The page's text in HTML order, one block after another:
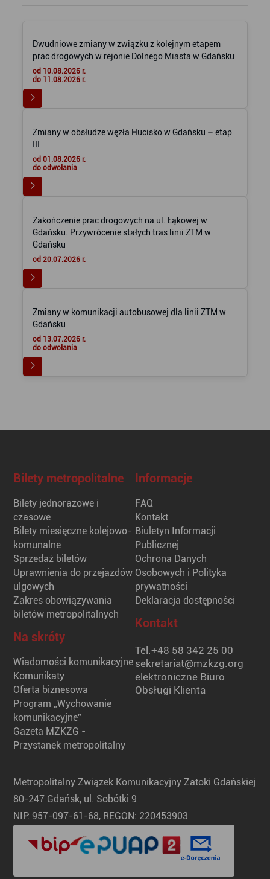
Dwudniowe zmiany w związku z kolejnym etapem
prac drogowych w rejonie Dolnego Miasta w Gdańsku
od 10.08.2026 r.
do 11.08.2026 r.
Zmiany w obsłudze węzła Hucisko w Gdańsku – etap
od 01.08.2026 r.
do odwołania
Zakończenie prac drogowych na ul. Łąkowej w
Gdańsku. Przywrócenie stałych tras linii ZTM w
Gdańsku
od 20.07.2026 r.
Zmiany w komunikacji autobusowej dla linii ZTM w
Gdańsku
od 13.07.2026 r.
do odwołania
Bilety metropolitalne
Bilety jednorazowe i
czasowe
Bilety miesięczne kolejowo-
komunalne
Sprzedaż biletów
Uprawnienia do przejazdów
ulgowych
Zakres obowiązywania
biletów metropolitalnych
Na skróty
Wiadomości komunikacyjne
Komunikaty
Oferta biznesowa
Program „Wychowanie
komunikacyjne”
Gazeta MZKZG -
Przystanek metropolitalny
Informacje
FAQ
Kontakt
Biuletyn Informacji
Publicznej
Ochrona Danych
Osobowych i Polityka
prywatności
Deklaracja dostępności
Kontakt
Tel.+48 58 342 25 00
sekretariat@mzkzg.org
elektroniczne Biuro
Obsługi Klienta
Metropolitalny Związek Komunikacyjny Zatoki Gdańskiej
80-247 Gdańsk, ul. Sobótki 9
NIP: 957-097-61-68, REGON: 220453903